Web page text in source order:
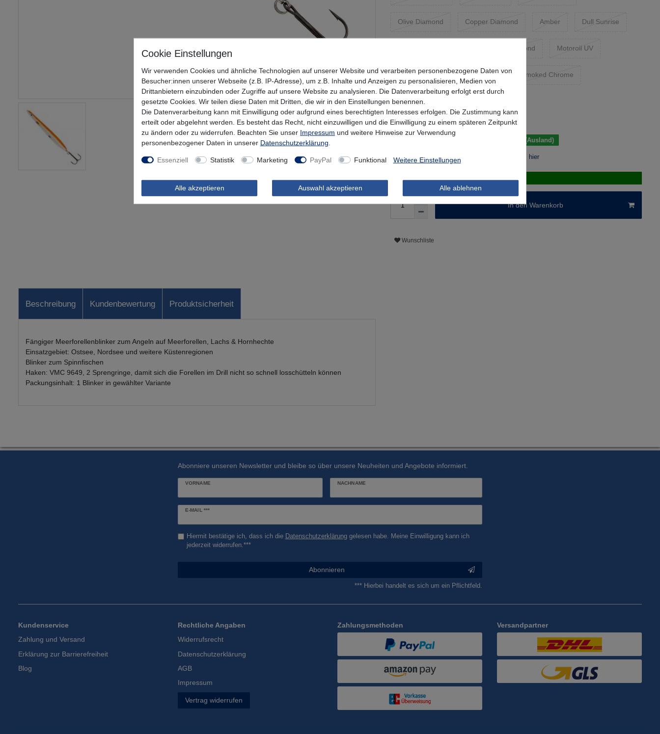
Olive Diamond Copper Diamond Amber Dull Sunrise
Chartreuse Diamond Motoroil UV
Silver Diamond Pink Prism Smoked Chrome
5,13 EUR
* inkl. MwSt. zzgl.Versandkosten
Lieferzeit 1-3 Tage (Deutschland); 3-7 Tage (Ausland)
Informationen zur Berechnung des Liefertermins hier
Mehr als 5 Stück verfügbar
In den Warenkorb
Wunschliste
Beschreibung Kundenbewertung Produktsicherheit
Fängiger Meerforellenblinker zum Angeln auf Meerforellen, Lachs & Hornhechte
Einsatzgebiet: Ostsee, Nordsee und weitere Küstenregionen
Blinker zum Spinnfischen
Haken: VMC 9649, 2 Sprengringe, damit sich die Forellen im Drill nicht so schnell losschütteln können
Packungsinhalt: 1 Blinker in gewählter Variante
Abonniere unseren Newsletter und bleibe so über unsere Neuheiten und Angebote informiert.
VORNAME NACHNAME
E-MAIL ***
Newsletter
Hiermit bestätige ich, dass ich die Daten­schutz­erklärunggelesen habe. Meine Einwilligung kann ich
jederzeit widerrufen.***
Abonnieren
*** Hierbei handelt es sich um ein Pflichtfeld.
Kundenservice
Zahlung und Versand
Erklärung zur Barrierefreiheit
Blog
Rechtliche Angaben
Widerrufsrecht
Datenschutzerklärung
AGB
Impressum
Vertrag widerrufen
Zahlungsmethoden Versandpartner
Wir verwenden Cookies und ähnliche Technologien auf unserer Website und verarbeiten personenbezogene Daten von
Besucher:innen unserer Webseite (z.B. IP-Adresse), um z.B. Inhalte und Anzeigen zu personalisieren, Medien von
Drittanbietern einzubinden oder Zugriffe auf unsere Website zu analysieren. Die Datenverarbeitung erfolgt erst durch
gesetzte Cookies. Wir teilen diese Daten mit Dritten, die wir in den Einstellungen benennen.
Die Datenverarbeitung kann mit Einwilligung oder aufgrund eines berechtigten Interesses erfolgen. Die Zustimmung kann
erteilt oder abgelehnt werden. Es besteht das Recht, nicht einzuwilligen und die Einwilligung zu einem späteren Zeitpunkt
zu ändern oder zu widerrufen. Beachten Sie unser Impressum und weitere Hinweise zur Verwendung
personenbezogener Daten in unserer Daten­schutz­erklärung
Essenziell Statistik Marketing PayPal Funktional Weitere Einstellungen
Alle akzeptieren Auswahl akzeptieren Alle ablehnen